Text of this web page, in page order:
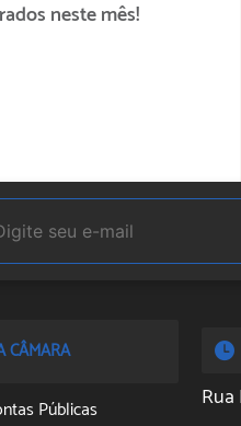
neste mês!
CÂMARA
Públicas
Segunda à Quinta das